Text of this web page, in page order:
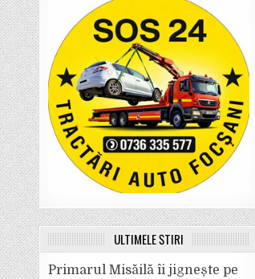
ULTIMELE ȘTIRI
Primarul Misăilă îi jignește pe